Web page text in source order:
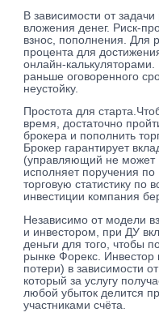
В зависимости от задачи
вложения денег. Риск-
взнос, пополнения. Для
процента для
онлайн-калькуляторами.
раньше оговоренного
неустойку.
Простота для
время, достаточно
брокера и пополнить
Брокер гарантирует
(управляющий не может
исполняет поручения
торговую статистику
инвестиции компания
Независимо от модели
и инвестором, при ДУ
деньги для того, чтобы
рынке Форекс. Инвестор
потери) в зависимости
который за услугу
любой убыток делится
участниками счёта.